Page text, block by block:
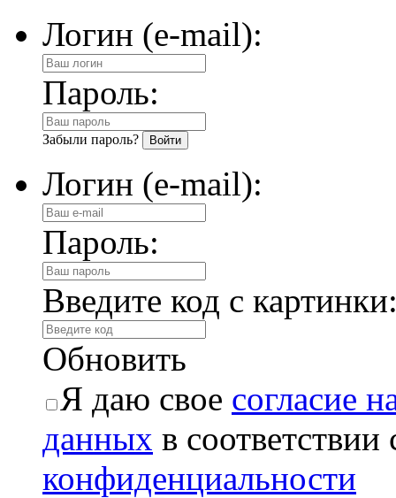
Логин (e-mail):
Пароль:
Забыли пароль?
Логин (e-mail):
Пароль:
Введите код с
Обновить
Я даю свое согласие
данных в соответствии
конфиденциальности